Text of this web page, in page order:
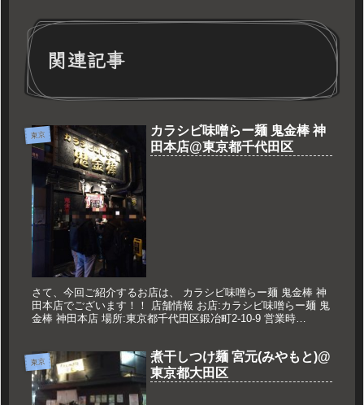
関連記事
東京
カラシビ味噌らー麺 鬼金棒 神
田本店@東京都千代田区
さて、今回ご紹介するお店は、 カラシビ味噌らー麺 鬼金棒 神
田本店でございます！！ 店舗情報 お店:カラシビ味噌らー麺 鬼
金棒 神田本店 場所:東京都千代田区鍛冶町2-10-9 営業時
東京
煮干しつけ麺 宮元(みやもと)@
東京都大田区